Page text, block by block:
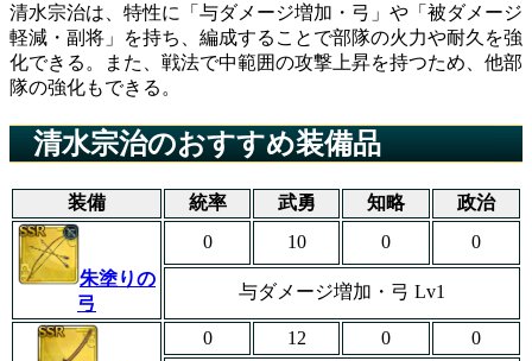
清水宗治は、特性に「与ダメージ増加・弓」や「被ダメージ
軽減・副将」を持ち、編成することで部隊の火力や耐久を強
化できる。また、戦法で中範囲の攻撃上昇を持つため、他部
隊の強化もできる。
清水宗治のおすすめ装備品
装備 統率 武勇 知略 政治
朱塗りの
弓
0 10 0 0
与ダメージ増加・弓 Lv1
0 12 0
0